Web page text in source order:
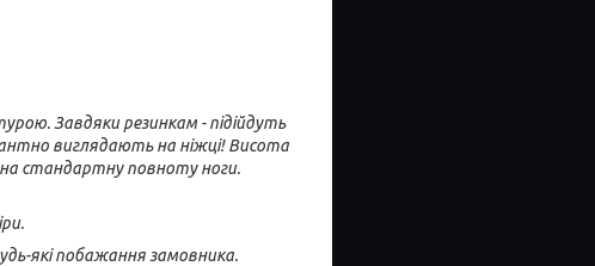
Завдяки резинкам - підійдуть
виглядають на ніжці! Висота
на стандартну повноту ноги.
які побажання замовника.